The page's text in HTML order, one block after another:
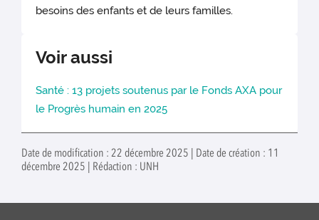
besoins des enfants et de leurs familles.
Voir aussi
Santé : 13 projets soutenus par le Fonds AXA pour
le Progrès humain en 2025
Date de modification : 22 décembre 2025 | Date de création : 11
décembre 2025 | Rédaction : UNH